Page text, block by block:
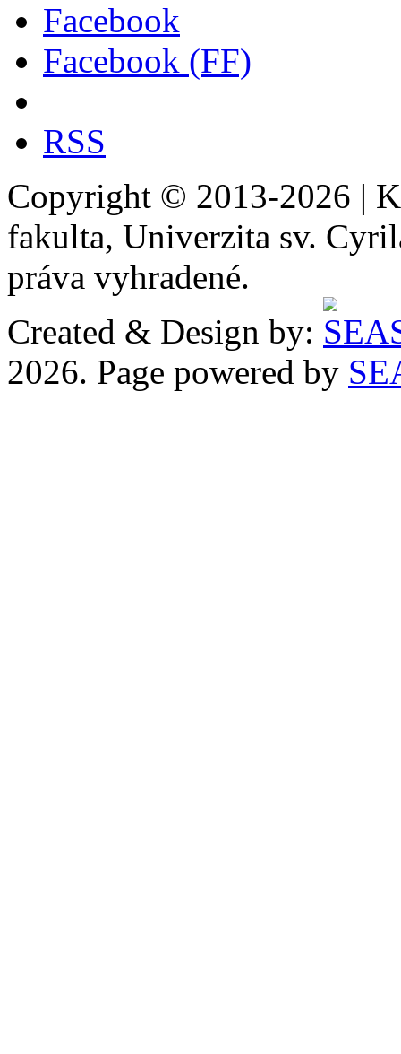
Facebook
Facebook (FF)
RSS
Copyright © 2013-2026 |
fakulta, Univerzita sv.
práva vyhradené.
Created & Design by:
2026. Page powered by